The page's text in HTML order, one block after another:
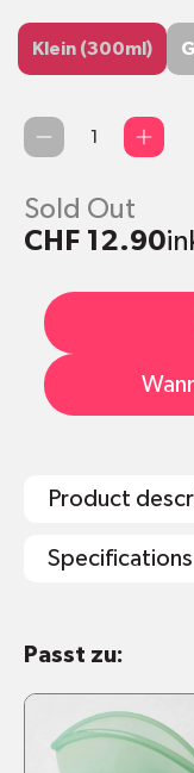
Klein (300ml)
Klein (300ml)
Qty
Sold Out
CHF 12.90
Product
Specifications
Klein: 0.3 L,
Mittel: 1 L,
Gross: 1.5 L
Breite: 9.5cm
Passt zu: